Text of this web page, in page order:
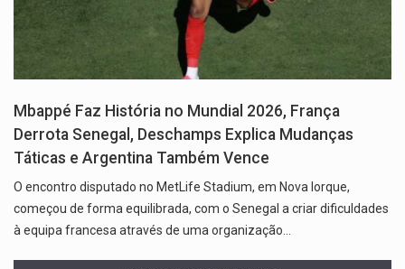
Mbappé Faz História no Mundial 2026, França
Derrota Senegal, Deschamps Explica Mudanças
Táticas e Argentina Também Vence
O encontro disputado no MetLife Stadium, em Nova Iorque,
começou de forma equilibrada, com o Senegal a criar dificuldades
à equipa francesa através de uma organização…